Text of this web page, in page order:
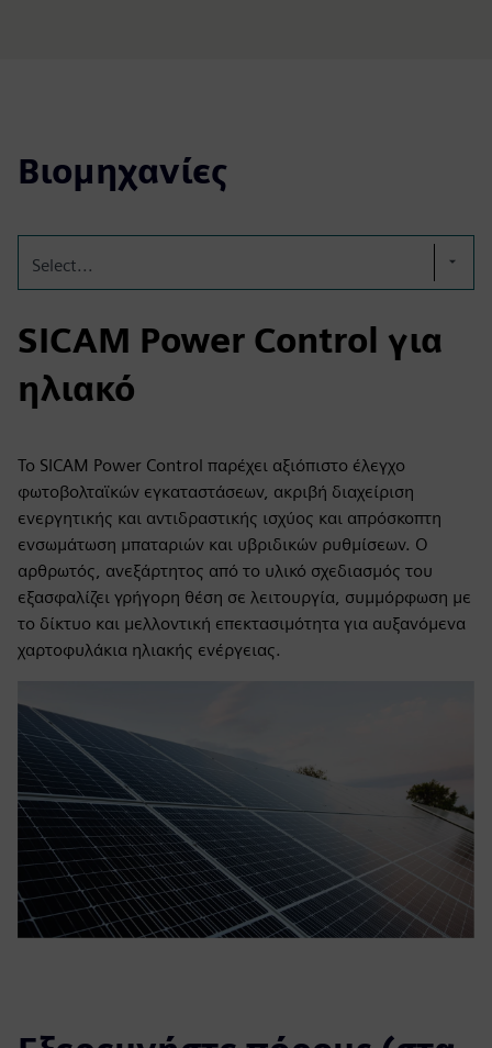
Βιομηχανίες
Select...
SICAM Power Control για
ηλιακό
Το SICAM Power Control παρέχει αξιόπιστο έλεγχο
φωτοβολταϊκών εγκαταστάσεων, ακριβή διαχείριση
ενεργητικής και αντιδραστικής ισχύος και απρόσκοπτη
ενσωμάτωση μπαταριών και υβριδικών ρυθμίσεων. Ο
αρθρωτός, ανεξάρτητος από το υλικό σχεδιασμός του
εξασφαλίζει γρήγορη θέση σε λειτουργία, συμμόρφωση με
το δίκτυο και μελλοντική επεκτασιμότητα για αυξανόμενα
χαρτοφυλάκια ηλιακής ενέργειας.